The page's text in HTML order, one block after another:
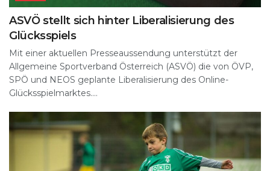
ASVÖ stellt sich hinter Liberalisierung des
Glücksspiels
Mit einer aktuellen Presseaussendung unterstützt der
Allgemeine Sportverband Österreich (ASVÖ) die von ÖVP,
SPÖ und NEOS geplante Liberalisierung des Online-
Glücksspielmarktes....